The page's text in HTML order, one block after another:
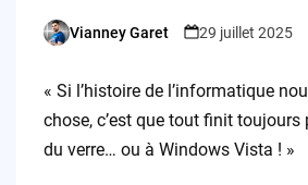
Posted
Vianney Garet 29 juillet 2025
« Si l’histoire de l’informatique
chose, c’est que tout finit toujours
du verre… ou à Windows Vista ! »